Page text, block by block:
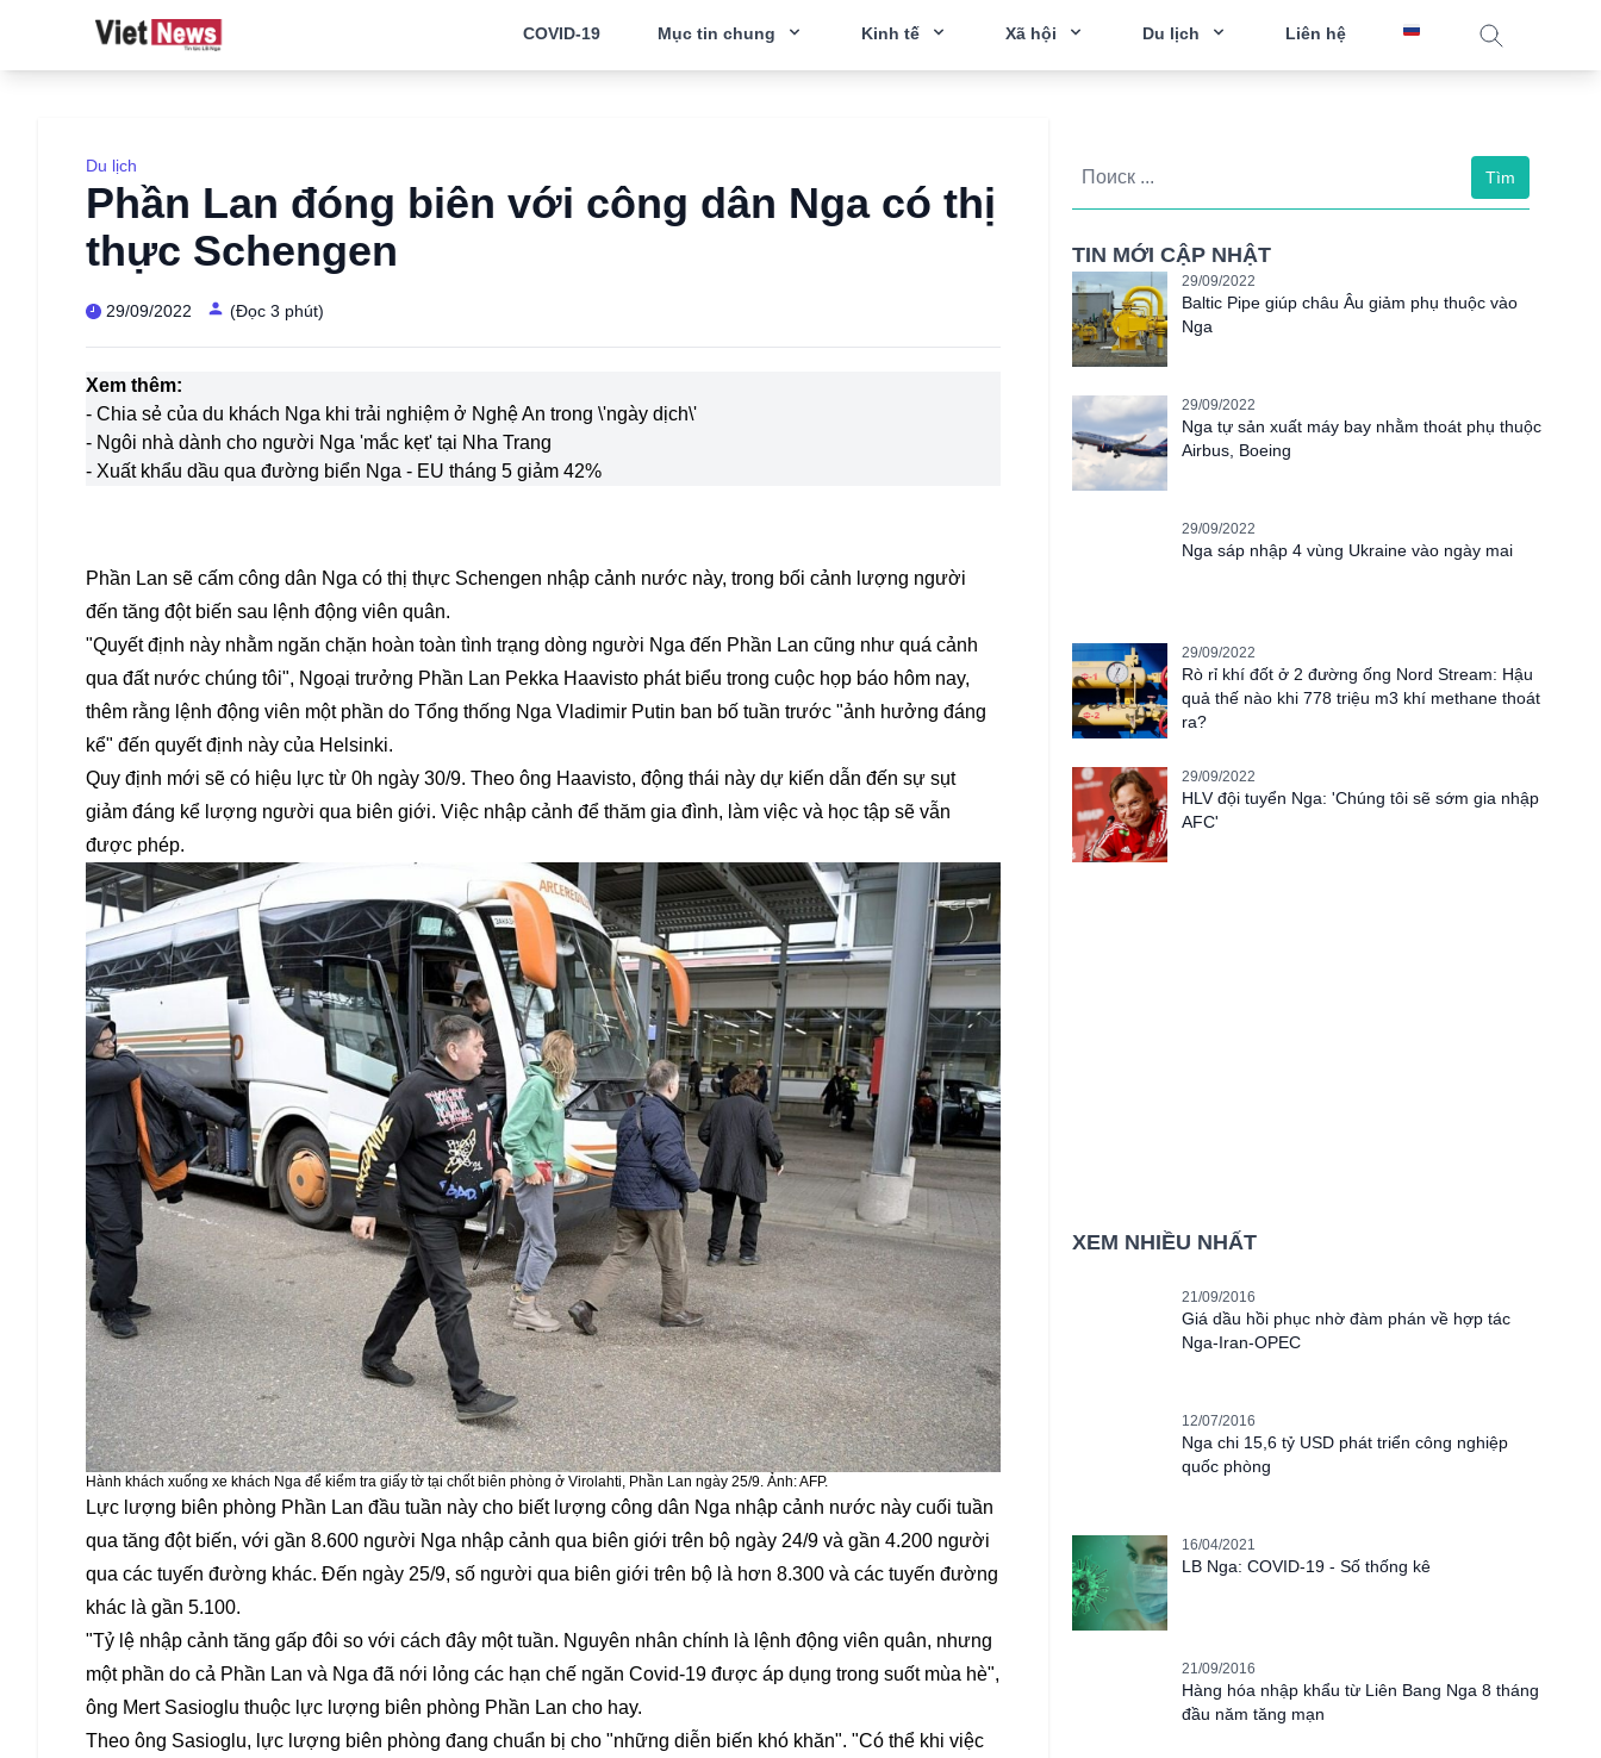
COVID-19 Mục tin chung Kinh tế Xã hội Du lịch Liên hệ
Du lịch
Phần Lan đóng biên với công dân Nga có thị
thực Schengen
29/09/2022 (Đọc 3 phút)
Xem thêm:
- Chia sẻ của du khách Nga khi trải nghiệm ở Nghệ An trong \'ngày dịch\'
- Ngôi nhà dành cho người Nga 'mắc kẹt' tại Nha Trang
- Xuất khẩu dầu qua đường biển Nga - EU tháng 5 giảm 42%
Phần Lan sẽ cấm công dân Nga có thị thực Schengen nhập cảnh nước này, trong bối cảnh lượng người
đến tăng đột biến sau lệnh động viên quân.
"Quyết định này nhằm ngăn chặn hoàn toàn tình trạng dòng người Nga đến Phần Lan cũng như quá cảnh
qua đất nước chúng tôi", Ngoại trưởng Phần Lan Pekka Haavisto phát biểu trong cuộc họp báo hôm nay,
thêm rằng lệnh động viên một phần do Tổng thống Nga Vladimir Putin ban bố tuần trước "ảnh hưởng đáng
kể" đến quyết định này của Helsinki.
Quy định mới sẽ có hiệu lực từ 0h ngày 30/9. Theo ông Haavisto, động thái này dự kiến dẫn đến sự sụt
giảm đáng kể lượng người qua biên giới. Việc nhập cảnh để thăm gia đình, làm việc và học tập sẽ vẫn
được phép.
Hành khách xuống xe khách Nga để kiểm tra giấy tờ tại chốt biên phòng ở Virolahti, Phần Lan ngày 25/9. Ảnh: AFP.
Lực lượng biên phòng Phần Lan đầu tuần này cho biết lượng công dân Nga nhập cảnh nước này cuối tuần
qua tăng đột biến, với gần 8.600 người Nga nhập cảnh qua biên giới trên bộ ngày 24/9 và gần 4.200 người
qua các tuyến đường khác. Đến ngày 25/9, số người qua biên giới trên bộ là hơn 8.300 và các tuyến đường
khác là gần 5.100.
"Tỷ lệ nhập cảnh tăng gấp đôi so với cách đây một tuần. Nguyên nhân chính là lệnh động viên quân, nhưng
một phần do cả Phần Lan và Nga đã nới lỏng các hạn chế ngăn Covid-19 được áp dụng trong suốt mùa hè",
ông Mert Sasioglu thuộc lực lượng biên phòng Phần Lan cho hay.
Theo ông Sasioglu, lực lượng biên phòng đang chuẩn bị cho "những diễn biến khó khăn". "Có thể khi việc
Tìm
TIN MỚI CẬP NHẬT
29/09/2022
Baltic Pipe giúp châu Âu giảm phụ thuộc vào
Nga
29/09/2022
Nga tự sản xuất máy bay nhằm thoát phụ thuộc
Airbus, Boeing
29/09/2022
Nga sáp nhập 4 vùng Ukraine vào ngày mai
29/09/2022
Rò rỉ khí đốt ở 2 đường ống Nord Stream: Hậu
quả thế nào khi 778 triệu m3 khí methane thoát
ra?
29/09/2022
HLV đội tuyển Nga: 'Chúng tôi sẽ sớm gia nhập
AFC'
XEM NHIỀU NHẤT
21/09/2016
Giá dầu hồi phục nhờ đàm phán về hợp tác
Nga-Iran-OPEC
12/07/2016
Nga chi 15,6 tỷ USD phát triển công nghiệp
quốc phòng
16/04/2021
LB Nga: COVID-19 - Số thống kê
21/09/2016
Hàng hóa nhập khẩu từ Liên Bang Nga 8 tháng
đầu năm tăng mạn